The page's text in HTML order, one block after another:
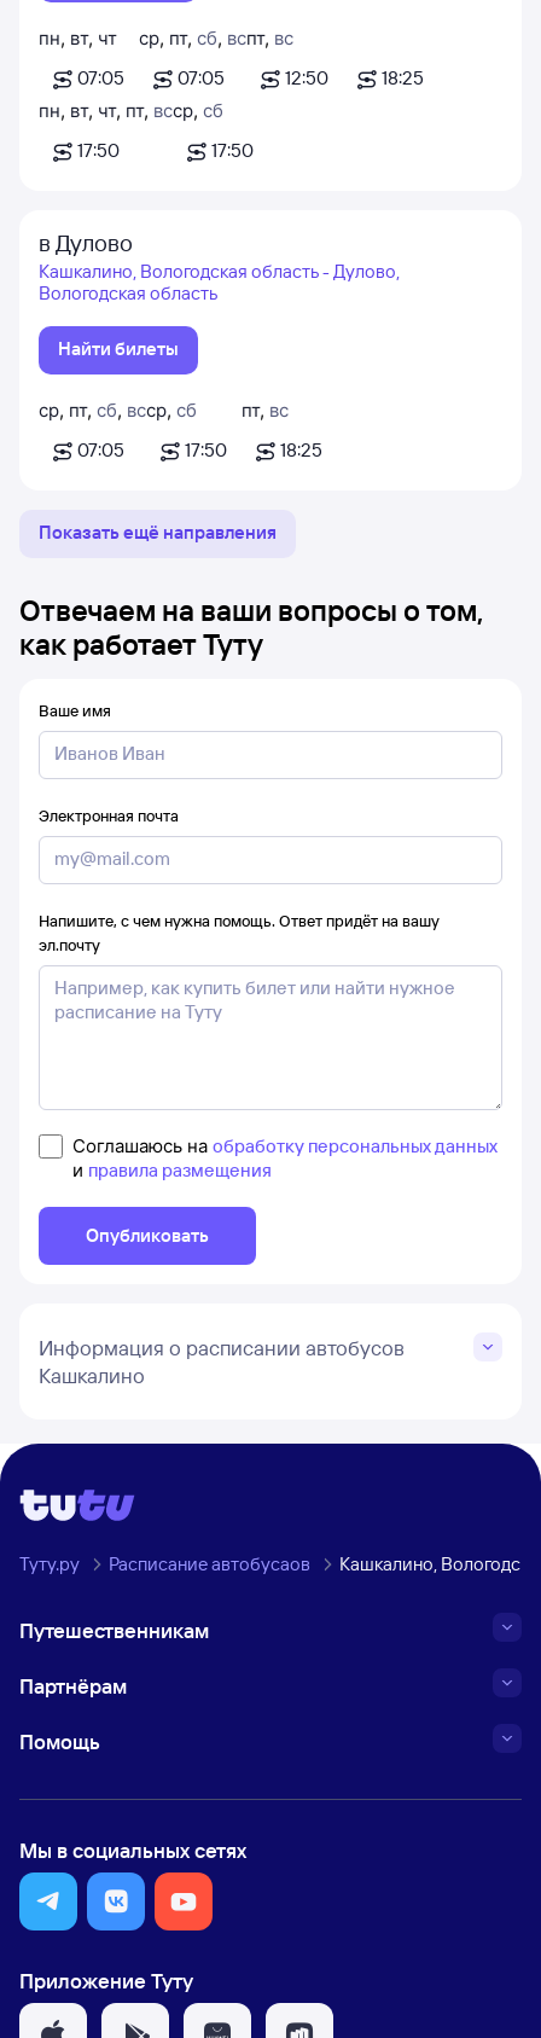
пн, вт, чт
07:05
ср, пт, сб, вс
07:05
пт, вс
12:50
18:25
пн, вт, чт, пт, вс
17:50
ср, сб
17:50
в Дулово
Кашкалино, Вологодская область - Дулово,
Вологодская область
Найти билеты
ср, пт, сб, вс
07:05
ср, сб
17:50
пт, вс
18:25
Показать ещё направления
Отвечаем на ваши вопросы о том,
как работает Туту
Ваше имя
Электронная почта
Напишите, с чем нужна помощь. Ответ придёт на вашу
эл.почту
Соглашаюсь на обработку персональных данных
и правила размещения
Опубликовать
Информация о расписании автобусов
Кашкалино
Туту.ру Расписание автобусаов Кашкалино,
Путешественникам
Партнёрам
Помощь
Мы в социальных сетях
Приложение Туту